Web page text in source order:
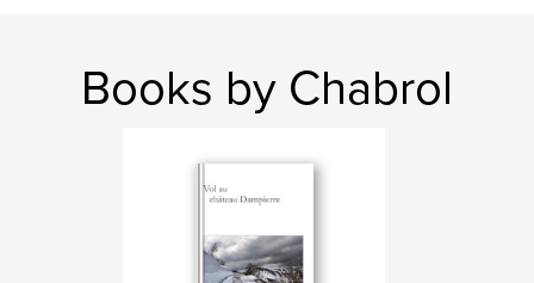
Books by Chabrol